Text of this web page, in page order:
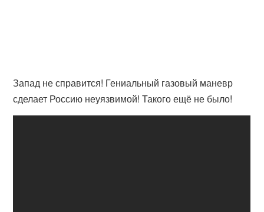
Запад не справится! Гениальный газовый маневр
сделает Россию неуязвимой! Такого ещё не было!